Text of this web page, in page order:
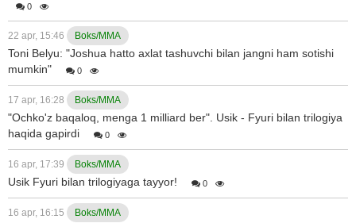
0
22 apr, 15:46 Boks/MMA
Toni Belyu: "Joshua hatto axlat tashuvchi bilan jangni ham sotishi
mumkin"
0
17 apr, 16:28 Boks/MMA
"Ochko'z baqaloq, menga 1 milliard ber". Usik - Fyuri bilan trilogiya
haqida gapirdi
0
16 apr, 17:39 Boks/MMA
Usik Fyuri bilan trilogiyaga tayyor! 0
16 apr, 16:15 Boks/MMA